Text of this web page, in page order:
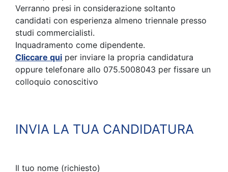
Verranno presi in considerazione soltanto
candidati con esperienza almeno triennale presso
studi commercialisti.
Inquadramento come dipendente.
Cliccare qui per inviare la propria candidatura
oppure telefonare allo 075.5008043 per fissare un
colloquio conoscitivo
INVIA LA TUA CANDIDATURA
Il tuo nome (richiesto)